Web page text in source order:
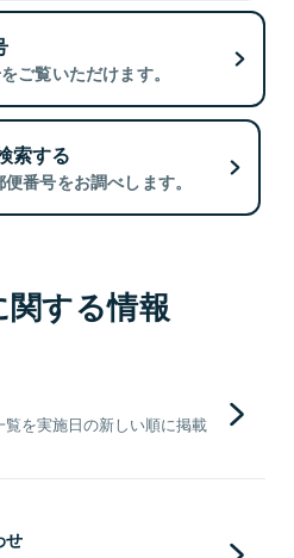
ご覧いただけます。
索する
番号をお調べします。
する情報
を実施日の新しい順に掲載
せ